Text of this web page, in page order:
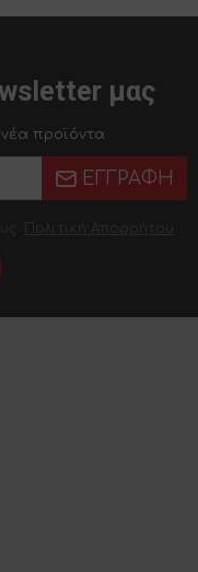
μας
προϊόντα
ΕΓΓΡΑΦΉ
Πολιτική Απορρήτου